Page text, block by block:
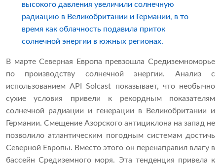
высокого давления увеличили солнечную
радиацию в Великобритании и Германии, в то
время как облачность подавила приток
солнечной энергии в южных регионах.
В марте Северная Европа превзошла Средиземноморье
по производству солнечной энергии. Анализ с
использованием API Solcast показывает, что необычно
сухие условия привели к рекордным показателям
солнечной радиации и генерации в Великобритании и
Германии. Смещение Азорского антициклона на запад не
позволило атлантическим погодным системам достичь
Северной Европы. Вместо этого он перенаправил влагу в
бассейн Средиземного моря. Эта тенденция привела к